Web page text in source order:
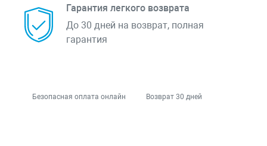
Гарантия легкого возврата
До 30 дней на возврат, полная
гарантия
Безопасная оплата онлайн Возврат 30 дней